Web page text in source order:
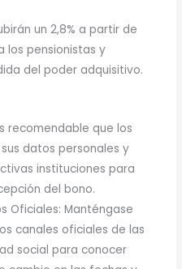
un 2,8% a partir de
los pensionistas y
del poder adquisitivo.
recomendable que los
datos personales y
instituciones para
del bono.
Oficiales: Manténgase
canales oficiales de las
social para conocer